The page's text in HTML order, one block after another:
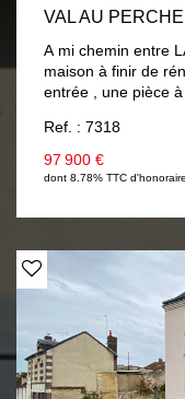
VAL AU
A mi chemin entre
maison à finir de
entrée , une pièce
pour salle d'eau. A
aménageable.
avec près et forêt
Ref. : 7318
97 900 €
dont 8.78% TTC